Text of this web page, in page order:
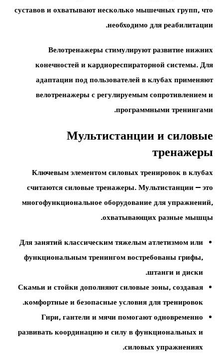
суставов и охватывают несколько мышечных групп, что
необходимо для реабилитации.
Велотренажеры стимулируют развитие нижних
конечностей и кардиореспираторной системы. Для
адаптации под пользователей в клубах применяют
велотренажеры с регулируемым сопротивлением и
программными тренингами.
Мультистанции и силовые
тренажеры
Ключевым элементом силовых тренировок в клубах
считаются силовые тренажеры. Мультистанции — это
многофункциональное оборудование для упражнений,
охватывающих разные мышцы.
Для занятий классическим тяжелым атлетизмом или
функциональным тренингом востребованы грифы,
штанги и диски.
Скамьи и стойки дополняют силовые зоны, создавая
комфортные и безопасные условия для тренировок.
Гири, гантели и мячи помогают одновременно
развивать координацию и силу в функциональных и
силовых упражнениях.